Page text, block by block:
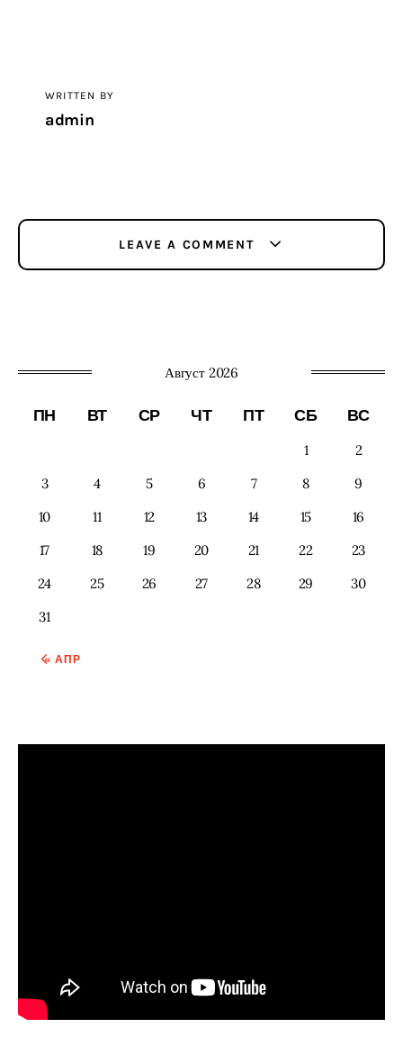
WRITTEN BY
admin
LEAVE A COMMENT
Август 2026
ПН ВТ СР ЧТ ПТ СБ ВС
1
2
3
4 5 6 7 8
9
10
11 12 13 14 15
16
17
18 19 20 21 22
23
24
25 26 27 28 29
30
31
« АПР